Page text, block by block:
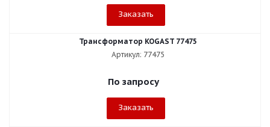
Заказать
Трансформатор KOGAST 77475
Артикул: 77475
По запросу
Заказать